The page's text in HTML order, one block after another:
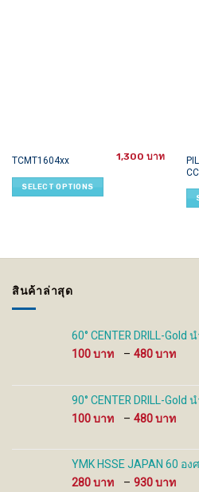
TCMT1604xx 1,300
SELECT OPTIONS
This
product
has
chosen
on
สินค้าล่าสุด
60° CENTER DRILL-Gold
100
– 480
90° CENTER DRILL-Gold
100
– 480
YMK HSSE JAPAN 60 อง
280
– 930